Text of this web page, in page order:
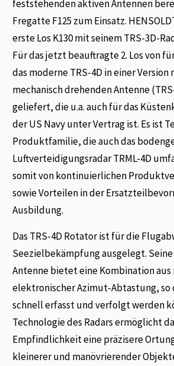
feststehenden aktiven Antennen
Fregatte F125 zum Einsatz.
erste Los K130 mit seinem TRS-3D-
Für das jetzt beauftragte 2. Los von
das moderne TRS-4D in einer Version
mechanisch drehenden Antenne
geliefert, die u.a. auch für das
der US Navy unter Vertrag ist. Es ist
Produktfamilie, die auch das
Luftverteidigungsradar TRML-4D
somit von kontinuierlichen
sowie Vorteilen in der
Ausbildung.
Das TRS-4D Rotator ist für die
Seezielbekämpfung ausgelegt.
Antenne bietet eine Kombination aus
elektronischer Azimut-Abtastung, so
schnell erfasst und verfolgt werden
Technologie des Radars ermöglicht
Empfindlichkeit eine präzisere
kleinerer und manövrierender